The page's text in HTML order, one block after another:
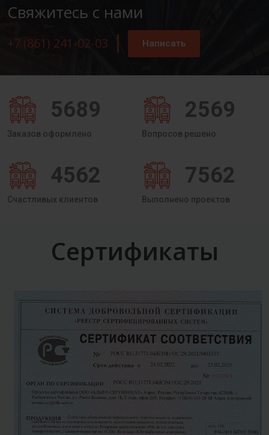
Свяжитесь с нами
+7 (861) 241-02-03 Написать
5689
Заказов оформлено
2569
Вопросов решено
4562
Счастливых клиентов
7562
Выполнено проектов
Сертификаты